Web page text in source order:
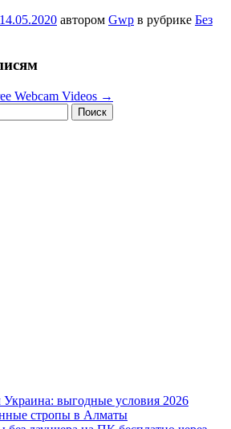
14.05.2020 автором Gwp в рубрике Без
Webcam Videos →
выгодные условия 2026
стропы в Алматы